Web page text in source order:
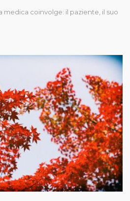
medica coinvolge: il paziente, il suo